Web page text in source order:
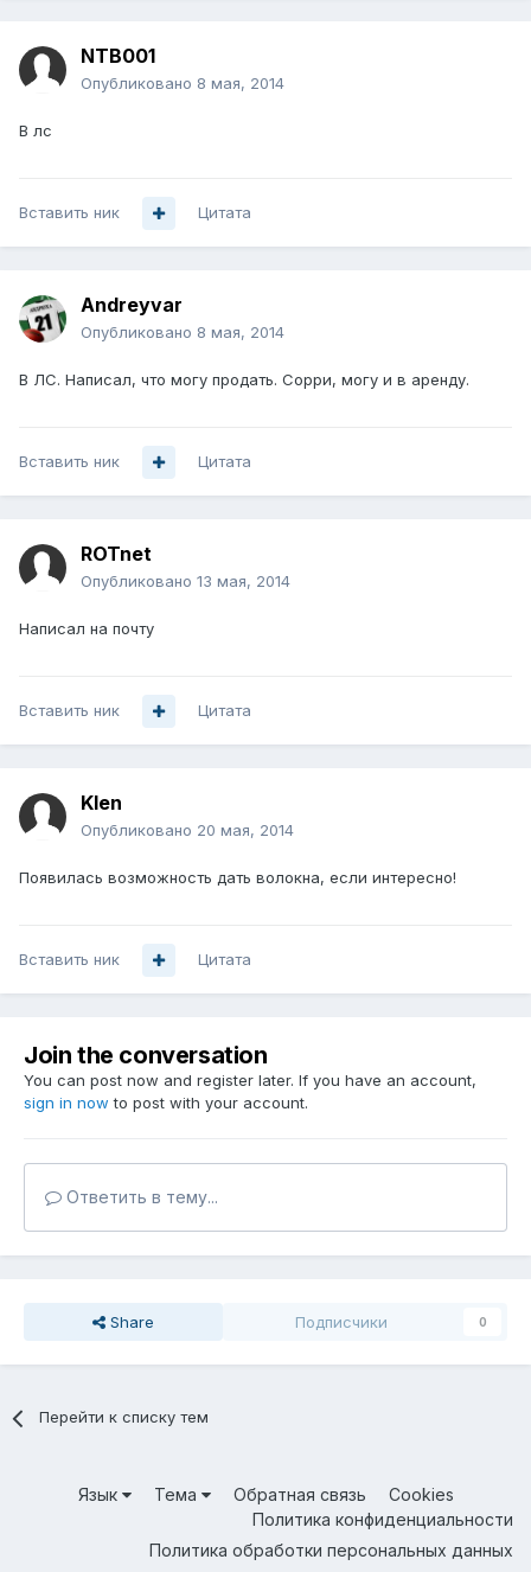
NTB001
Опубликовано 8 мая, 2014
В лс
Вставить ник Цитата
Andreyvar
Опубликовано 8 мая, 2014
В ЛС. Написал, что могу продать. Сорри, могу и в аренду.
Вставить ник Цитата
ROTnet
Опубликовано 13 мая, 2014
Написал на почту
Вставить ник Цитата
Klen
Опубликовано 20 мая, 2014
Появилась возможность дать волокна, если интересно!
Вставить ник Цитата
Join the conversation
You can post now and register later. If you have an account,
sign in now to post with your account.
Ответить в тему...
Share Подписчики 0
Перейти к списку тем
Язык Тема Обратная связь
Cookies
Политика конфиденциальности
Политика обработки персональных данных